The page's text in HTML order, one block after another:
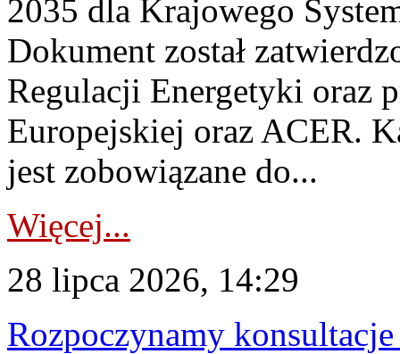
2035 dla Krajowego
Dokument został
Regulacji Energetyki oraz
Europejskiej oraz ACER.
jest zobowiązane do...
Więcej...
28 lipca 2026, 14:29
Rozpoczynamy